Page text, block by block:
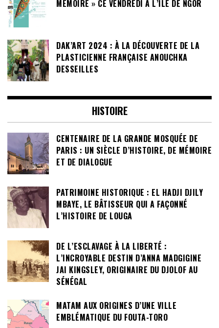
MÉMOIRE » CE VENDREDI À L’ÎLE DE NGOR
DAK’ART 2024 : À LA DÉCOUVERTE DE LA
PLASTICIENNE FRANÇAISE ANOUCHKA
DESSEILLES
HISTOIRE
CENTENAIRE DE LA GRANDE MOSQUÉE DE
PARIS : UN SIÈCLE D’HISTOIRE, DE MÉMOIRE
ET DE DIALOGUE
PATRIMOINE HISTORIQUE : EL HADJI DJILY
MBAYE, LE BÂTISSEUR QUI A FAÇONNÉ
L’HISTOIRE DE LOUGA
DE L’ESCLAVAGE À LA LIBERTÉ :
L’INCROYABLE DESTIN D’ANNA MADGIGINE
JAI KINGSLEY, ORIGINAIRE DU DJOLOF AU
SÉNÉGAL
MATAM AUX ORIGINES D’UNE VILLE
EMBLÉMATIQUE DU FOUTA-TORO